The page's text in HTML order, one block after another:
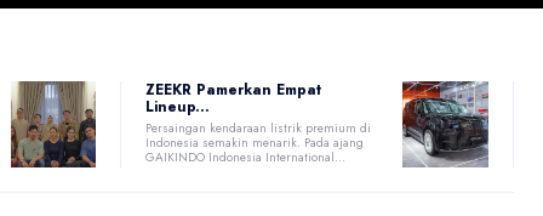
ZEEKR Pamerkan Empat
Lineup...
Persaingan kendaraan listrik premium di
Indonesia semakin menarik. Pada ajang
GAIKINDO Indonesia International...